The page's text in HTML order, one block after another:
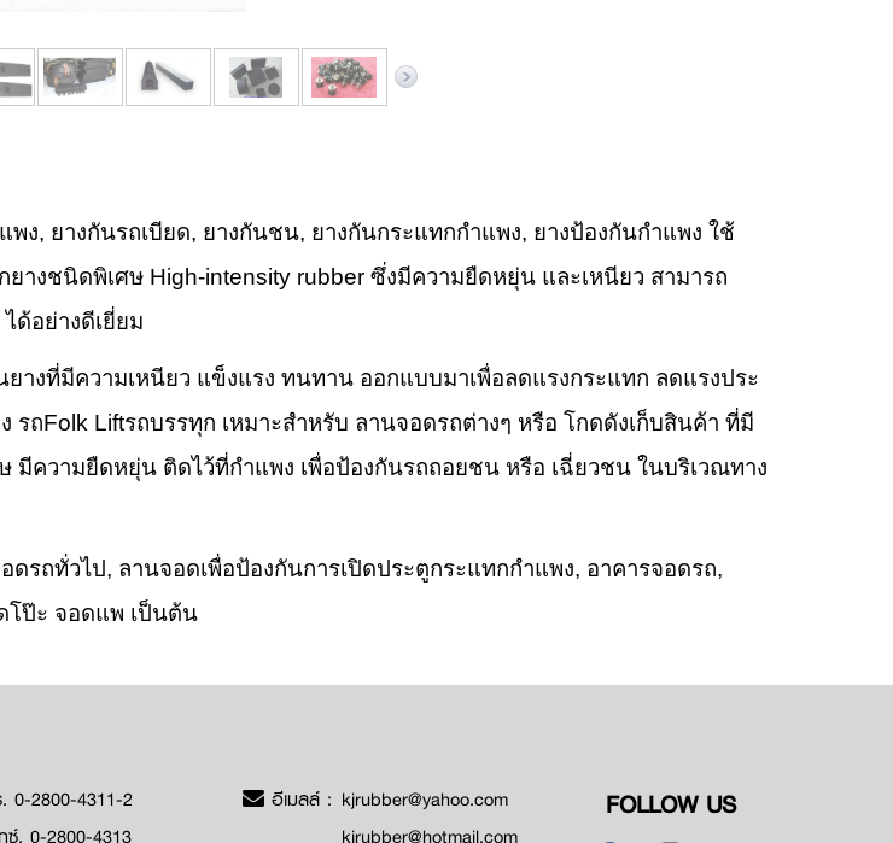
งกันรถเบียด, ยางกันชน, ยางกันกระแทกกำแพง, ยางป้องกันกำแพง ใช้
างชนิดพิเศษ High-intensity rubber ซึ่งมีความยืดหยุ่น และเหนียว สามารถ
ด้อย่างดีเยี่ยม
มีความเหนียว แข็งแรง ทนทาน ออกแบบมาเพื่อลดแรงกระแทก ลดแรงประ
รถFolk Liftรถบรรทุก เหมาะสำหรับ ลานจอดรถต่างๆ หรือ โกดดังเก็บสินค้า ที่มี
ษ มีความยืดหยุ่น ติดไว้ที่กำแพง เพื่อป้องกันรถถอยชน หรือ เฉี่ยวชน ในบริเวณทาง
ถทั่วไป, ลานจอดเพื่อป้องกันการเปิดประตูกระแทกกำแพง, อาคารจอดรถ,
โป๊ะ จอดแพ เป็นต้น
0-2800-4311-2
. 0-2800-4313
อีเมลล์ : kjrubber@yahoo.com
kjrubber@hotmail.com
FOLLOW US